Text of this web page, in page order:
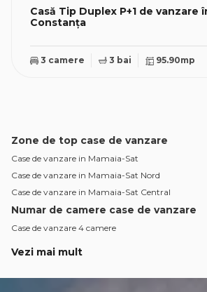
Casă Tip Duplex P+1 de vanzare
Constanța
3 camere 3 bai 95.90mp
Zone de top case de vanzare
Case de vanzare in Mamaia-Sat
Case de vanzare in Mamaia-Sat Nord
Case de vanzare in Mamaia-Sat Central
Numar de camere case de vanzare
Case de vanzare 4 camere
Case de vanzare 5 camere
Apartamente de vanzare in Constanta
Vezi mai mult